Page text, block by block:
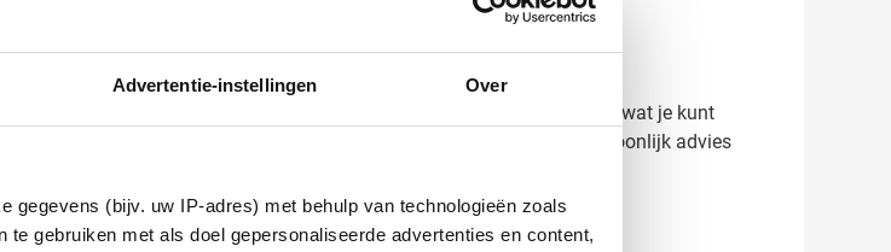
Advertentie-instellingen Over
gegevens (bijv. uw IP-adres) met behulp van technologieën zoals
gebruiken met als doel gepersonaliseerde advertenties en content,
een gratis digitaal voorbeeld aan voordat je bestelt. Zo weet je precies wat je kunt
een perfect eindresultaat. Neem contact met ons op voor een persoonlijk advies